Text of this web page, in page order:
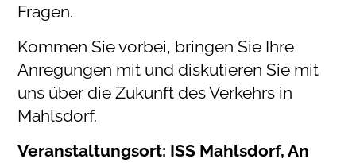
Fragen.
Kommen Sie vorbei, bringen Sie Ihre
Anregungen mit und diskutieren Sie mit
uns über die Zukunft des Verkehrs in
Mahlsdorf.
Veranstaltungsort: ISS Mahlsdorf, An